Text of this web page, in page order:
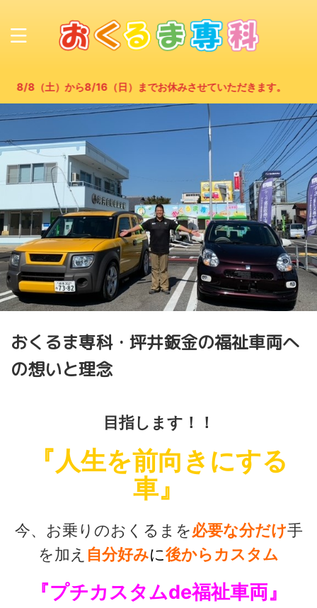
から8/16（日）までお休みさせていただきます。 8/17(月)から
おくるま専科・坪井鈑金の福祉車両へ
の想いと理念
目指します！！
『人生を前向きにする
車』
今、お乗りのおくるまを必要な分だけ手
を加え 自分好みに後からカスタム
『プチカスタムde福祉車両』